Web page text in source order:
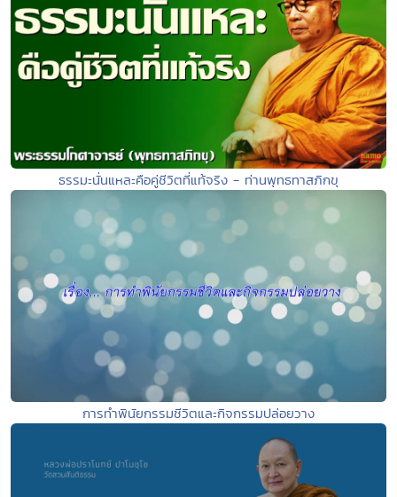
ธรรมะนั่นแหละคือคู่ชีวิตที่แท้จริง - ท่านพุทธทาสภิกขุ
การทำพินัยกรรมชีวิตและกิจกรรมปล่อยวาง